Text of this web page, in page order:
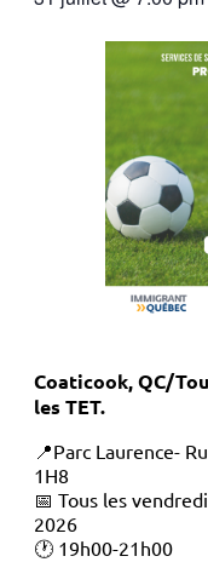
Coaticook, QC/
les TET.
📍Parc Laurence-
1H8
📅 Tous les
2026
🕐 19h00-21h00